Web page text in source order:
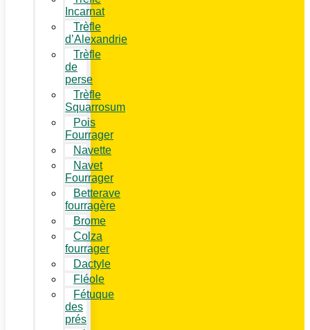
Incarnat
Trèfle
d’Alexandrie
Trèfle
de
perse
Trèfle
Squarrosum
Pois
Fourrager
Navette
Navet
Fourrager
Betterave
fourragère
Brome
Colza
fourrager
Dactyle
Fléole
Fétuque
des
prés